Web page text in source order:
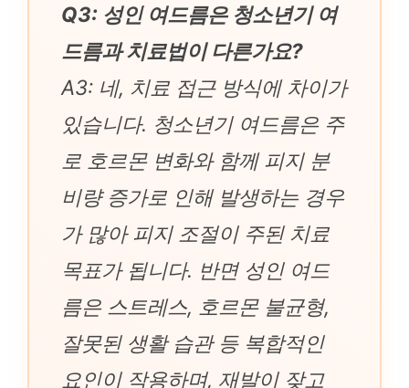
Q3: 성인 여드름은 청소년기 여
드름과 치료법이 다른가요?
A3: 네, 치료 접근 방식에 차이가
있습니다. 청소년기 여드름은 주
로 호르몬 변화와 함께 피지 분
비량 증가로 인해 발생하는 경우
가 많아 피지 조절이 주된 치료
목표가 됩니다. 반면 성인 여드
름은 스트레스, 호르몬 불균형,
잘못된 생활 습관 등 복합적인
요인이 작용하며, 재발이 잦고